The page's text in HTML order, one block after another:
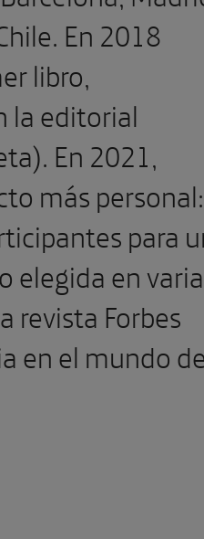
En 2018
libro,
la editorial
En 2021,
más personal:
para
elegida en
revista Forbes
en el mundo